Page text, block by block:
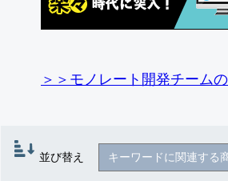
＞＞モノレート開発チーム
並び替え